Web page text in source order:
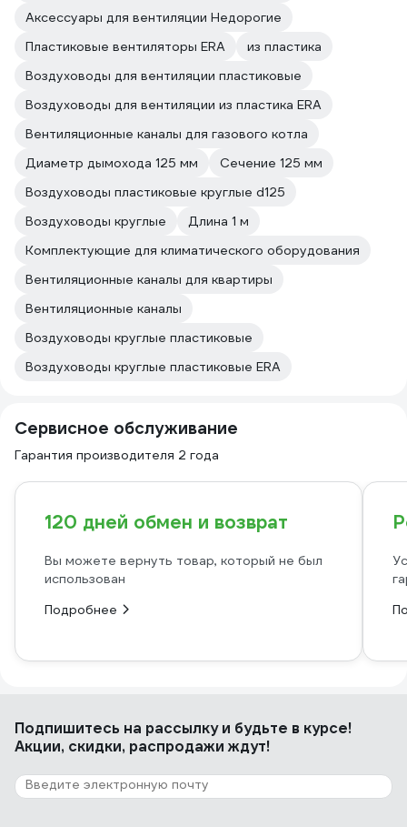
Аксессуары для вентиляции Недорогие
Пластиковые вентиляторы ERA
из пластика
Воздуховоды для вентиляции пластиковые
Воздуховоды для вентиляции из пластика ERA
Вентиляционные каналы для газового котла
Диаметр дымохода 125 мм
Сечение 125 мм
Воздуховоды пластиковые круглые d125
Воздуховоды круглые
Длина 1 м
Комплектующие для климатического оборудования
Вентиляционные каналы для квартиры
Вентиляционные каналы
Воздуховоды круглые пластиковые
Воздуховоды круглые пластиковые ERA
Сервисное обслуживание
Гарантия производителя 2 года
120 дней обмен и возврат
Вы можете вернуть товар, который не был
использован
Подробнее
Подпишитесь на рассылкуи будьте в курсе!
Акции, скидки, распродажи ждут!